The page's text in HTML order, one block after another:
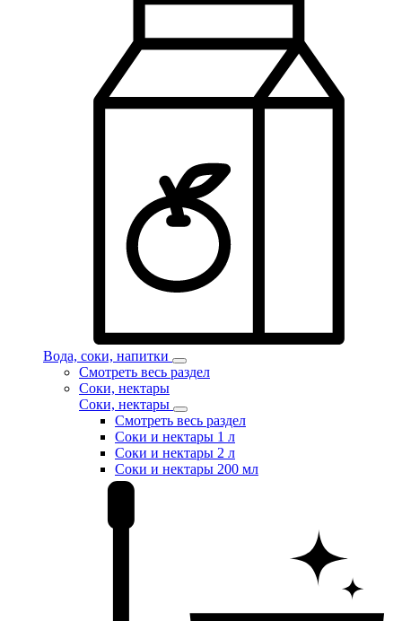
Вода, соки, напитки
Смотреть весь раздел
Соки, нектары
Соки, нектары
Смотреть весь раздел
Соки и нектары 1 л
Соки и нектары 2 л
Соки и нектары 200 мл